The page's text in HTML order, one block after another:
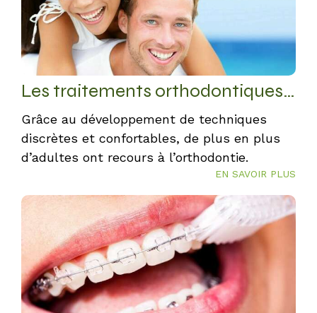
Les traitements orthodontiques pour adultes
Grâce au développement de techniques
discrètes et confortables, de plus en plus
d’adultes ont recours à l’orthodontie.
EN SAVOIR PLUS